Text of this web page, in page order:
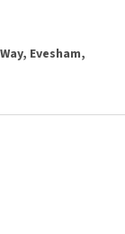
Evesham,